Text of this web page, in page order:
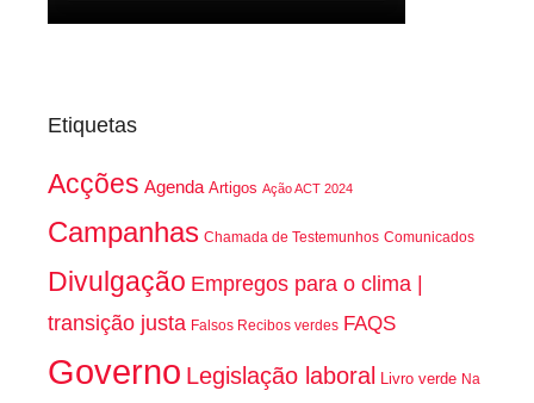
Etiquetas
Acções Agenda Artigos Ação ACT 2024
Campanhas Chamada de Testemunhos Comunicados
Divulgação Empregos para o clima |
transição justa Falsos Recibos verdes FAQS
Governo Legislação laboral Livro verde Na